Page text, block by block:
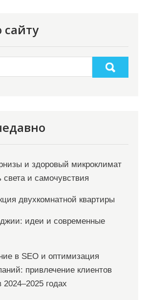
сайту
и здоровый микроклимат
света и самочувствия
двухкомнатной квартиры
идеи и современные
в SEO и оптимизация
привлечение клиентов
2024–2025 годах